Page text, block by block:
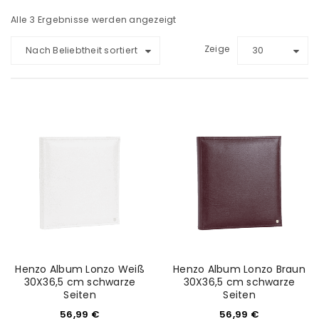
Alle 3 Ergebnisse werden angezeigt
Nach Beliebtheit sortiert Zeige 30
Henzo Album Lonzo Weiß
30X36,5 cm schwarze
Seiten
56,99 €
Henzo Album Lonzo Braun
30X36,5 cm schwarze
Seiten
56,99 €